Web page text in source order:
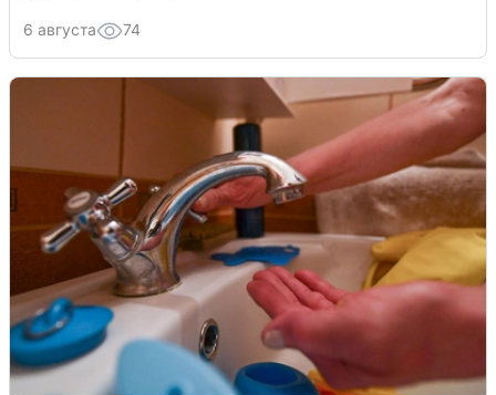
6 августа 74